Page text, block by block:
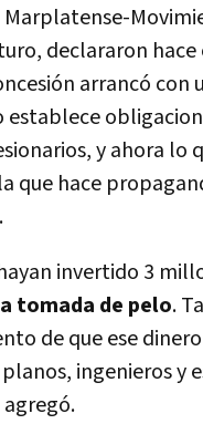
Marplatense-
declararon hace
arrancó con
establece
y ahora lo
que hace
invertido 3
tomada de pelo.
de que ese
ingenieros y